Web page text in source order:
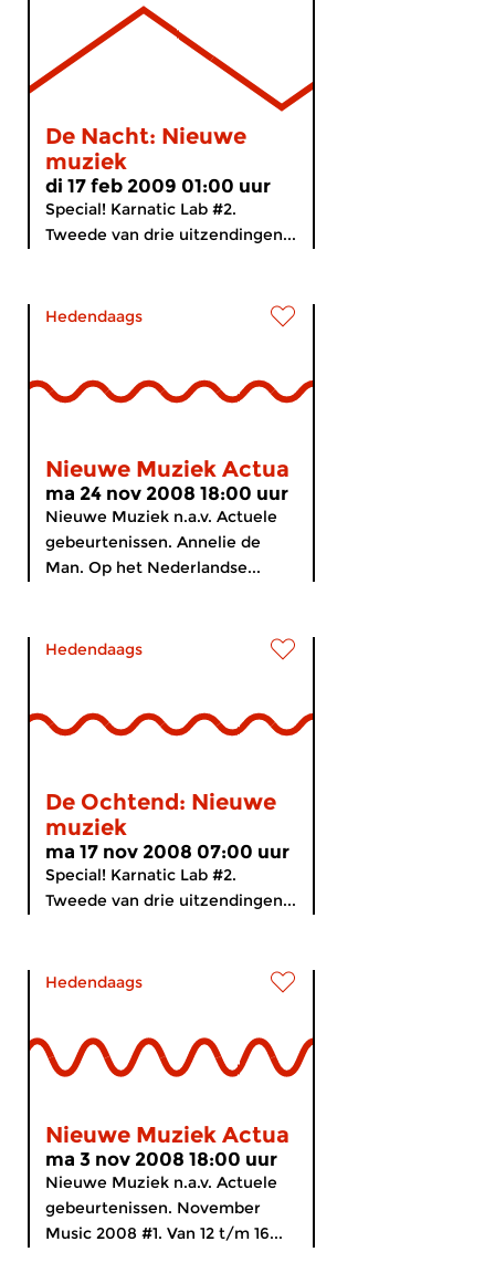
De Nacht: Nieuwe
muziek
di 17 feb 2009 01:00 uur
Special! Karnatic Lab #2.
Tweede van drie uitzendingen...
Hedendaags
Nieuwe Muziek Actua
ma 24 nov 2008 18:00 uur
Nieuwe Muziek n.a.v. Actuele
gebeurtenissen. Annelie de
Man. Op het Nederlandse...
Hedendaags
De Ochtend: Nieuwe
muziek
ma 17 nov 2008 07:00 uur
Special! Karnatic Lab #2.
Tweede van drie uitzendingen...
Hedendaags
Nieuwe Muziek Actua
ma 3 nov 2008 18:00 uur
Nieuwe Muziek n.a.v. Actuele
gebeurtenissen. November
Music 2008 #1. Van 12 t/m 16...